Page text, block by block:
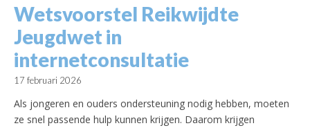
Wetsvoorstel Reikwijdte
Jeugdwet in
internetconsultatie
17 februari 2026
Als jongeren en ouders ondersteuning nodig hebben, moeten
ze snel passende hulp kunnen krijgen. Daarom krijgen